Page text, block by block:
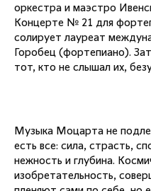
оркестра и маэстро
Концерте № 21 для
солирует лауреат
Горобец (фортепиано).
тот, кто не слышал их,
Музыка Моцарта не
есть все: сила, страсть,
нежность и глубина.
изобретательность,